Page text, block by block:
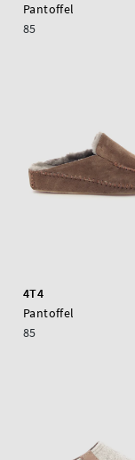
Pantoffel
85
4T4
Pantoffel
85